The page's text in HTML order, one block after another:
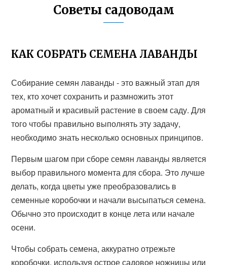
Советы садоводам
КАК СОБРАТЬ СЕМЕНА ЛАВАНДЫ
Собирание семян лаванды - это важный этап для
тех, кто хочет сохранить и размножить этот
ароматный и красивый растение в своем саду. Для
того чтобы правильно выполнять эту задачу,
необходимо знать несколько основных принципов.
Первым шагом при сборе семян лаванды является
выбор правильного момента для сбора. Это лучше
делать, когда цветы уже преобразовались в
семенные коробочки и начали высыпаться семена.
Обычно это происходит в конце лета или начале
осени.
Чтобы собрать семена, аккуратно отрежьте
коробочки, используя острое садовое ножницы или